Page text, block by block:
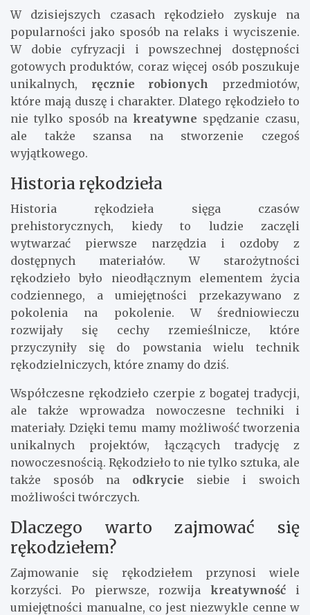
W dzisiejszych czasach rękodzieło zyskuje na
popularności jako sposób na relaks i wyciszenie.
W dobie cyfryzacji i powszechnej dostępności
gotowych produktów, coraz więcej osób poszukuje
unikalnych, ręcznie robionych
przedmiotów,
które mają duszę i charakter. Dlatego rękodzieło to
nie tylko sposób nakreatywne spędzanie czasu,
ale także szansa na stworzenie czegoś
wyjątkowego.
Historia rękodzieła
Historia rękodzieła sięga czasów
prehistorycznych, kiedy to ludzie zaczęli
wytwarzać pierwsze narzędzia i ozdoby z
dostępnych materiałów. W starożytności
rękodzieło było nieodłącznym elementem życia
codziennego, a umiejętności przekazywano z
pokolenia na pokolenie. W średniowieczu
rozwijały się cechy rzemieślnicze, które
przyczyniły się do powstania wielu technik
rękodzielniczych, które znamy do dziś.
Współczesne rękodzieło czerpie z bogatej tradycji,
ale także wprowadza nowoczesne techniki i
materiały. Dzięki temu mamy możliwość tworzenia
unikalnych projektów, łączących tradycję z
nowoczesnością. Rękodzieło to nie tylko sztuka, ale
także sposób na odkrycie siebie i swoich
możliwości twórczych.
Dlaczego warto zajmować się
rękodziełem?
Zajmowanie się rękodziełem przynosi wiele
korzyści. Po pierwsze, rozwijakreatywność i
umiejętności manualne, co jest niezwykle cenne w